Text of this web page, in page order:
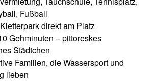
Fußball
Kletterpark direkt am Platz
Gehminuten – pittoreskes
Städtchen
Familien, die Wassersport und
lieben